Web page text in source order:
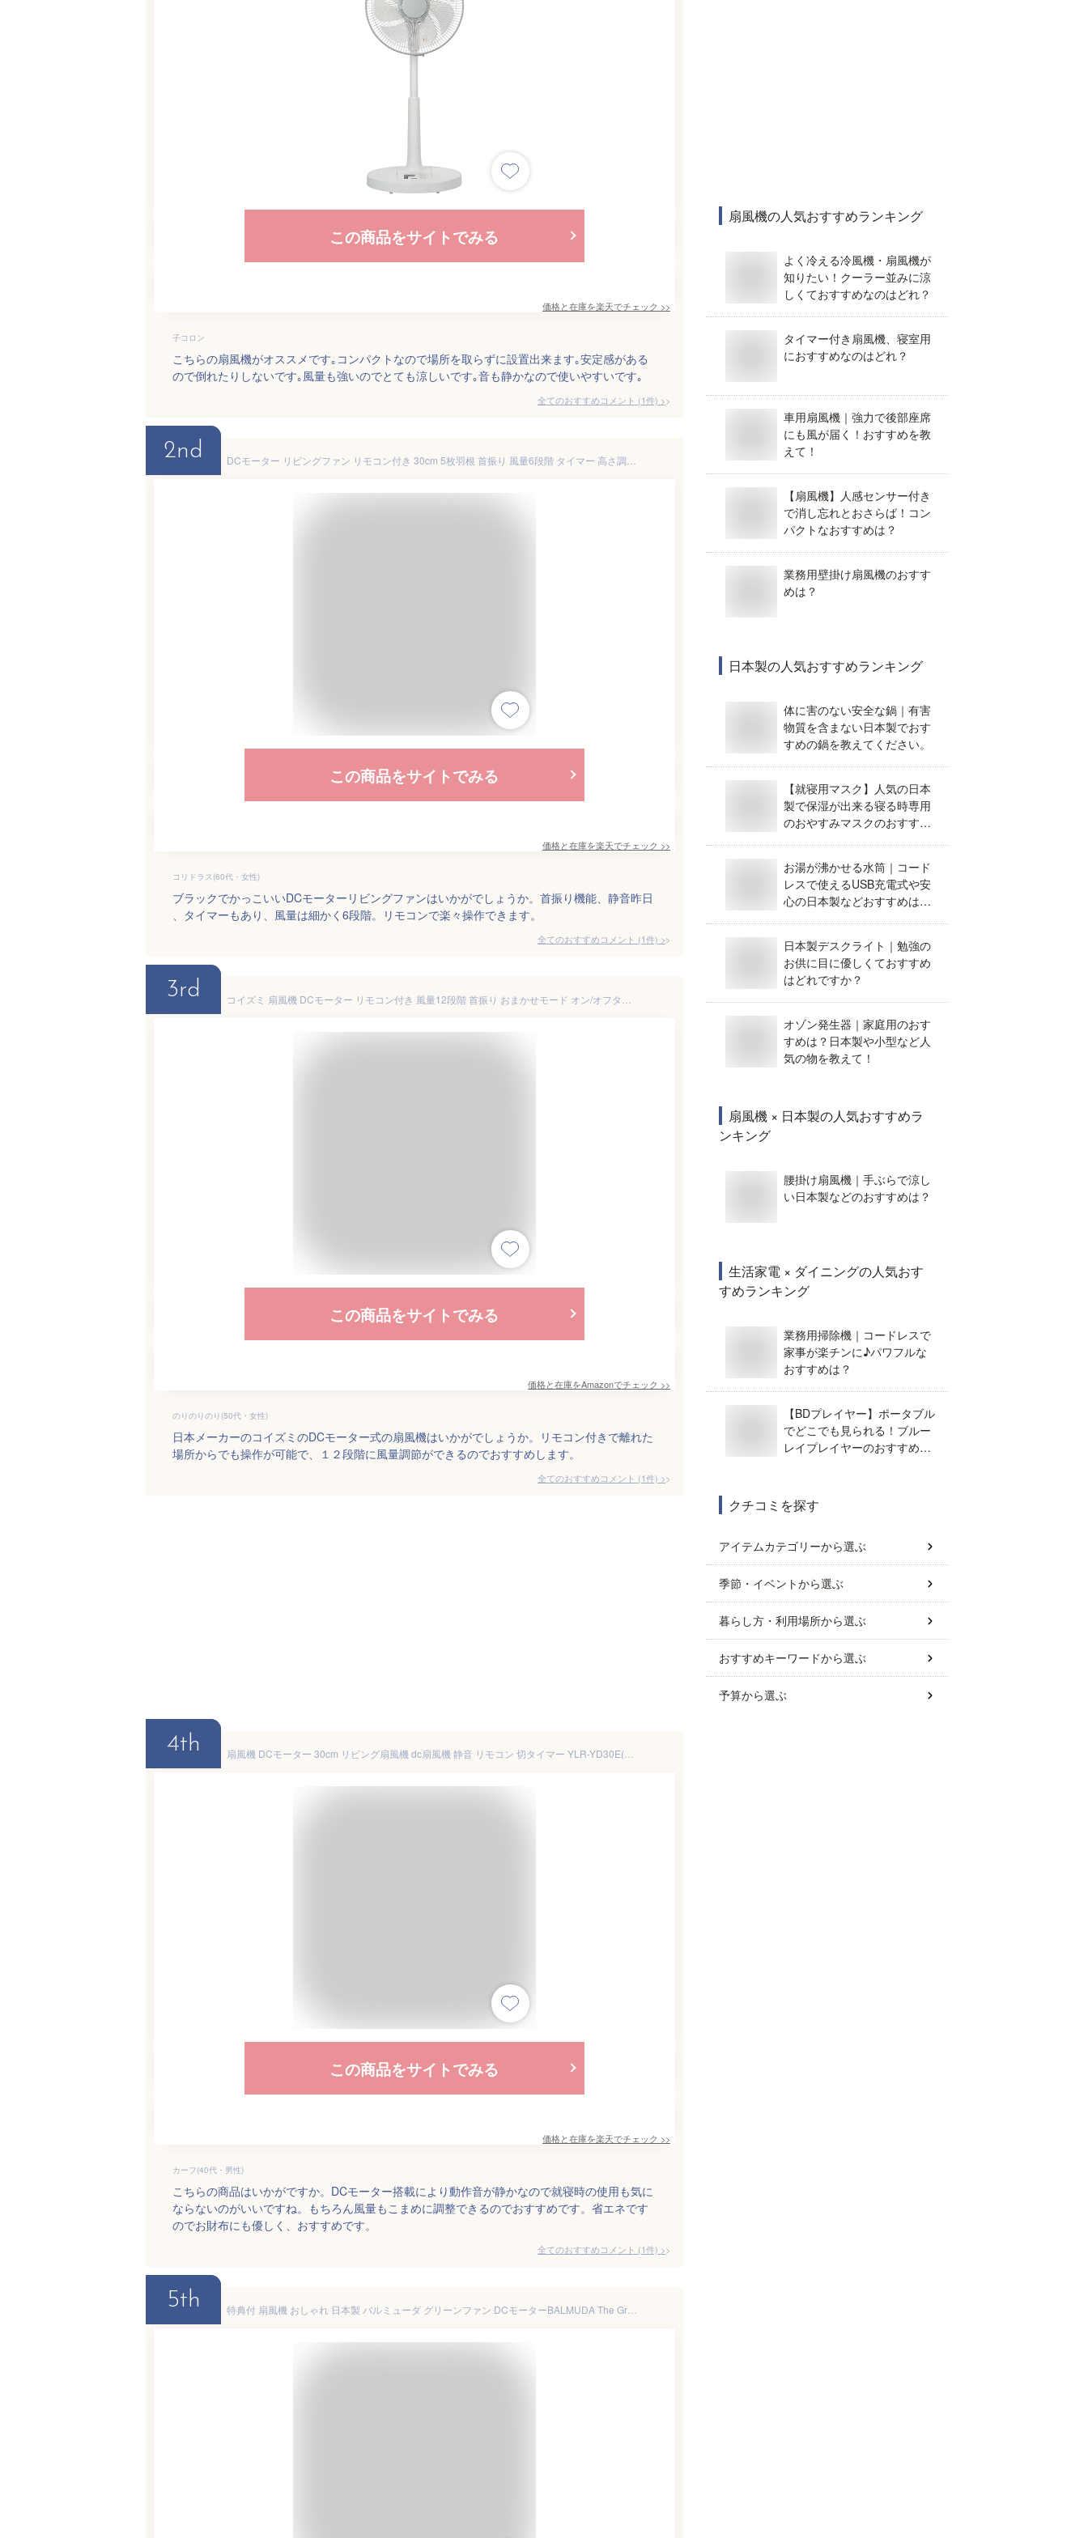
この商品をサイトでみる
価格と在庫を楽天でチェック >>
子コロン
こちらの扇風機がオススメです｡コンパクトなので場所を取らずに設置出来ます｡安定感がある
ので倒れたりしないです｡風量も強いのでとても涼しいです｡音も静かなので使いやすいです｡
全てのおすすめコメント (1件) >
2nd
この商品をサイトでみる
価格と在庫を楽天でチェック >>
コリドラス(60代・女性)
ブラックでかっこいいDCモーターリビングファンはいかがでしょうか。首振り機能、静音昨日
、タイマーもあり、風量は細かく6段階。リモコンで楽々操作できます。
全てのおすすめコメント (1件) >
3rd
この商品をサイトでみる
価格と在庫をAmazonでチェック >>
のりのりのり(50代・女性)
日本メーカーのコイズミのDCモーター式の扇風機はいかがでしょうか。リモコン付きで離れた
場所からでも操作が可能で、１２段階に風量調節ができるのでおすすめします。
全てのおすすめコメント (1件) >
4th
この商品をサイトでみる
価格と在庫を楽天でチェック >>
カーフ(40代・男性)
こちらの商品はいかがですか。DCモーター搭載により動作音が静かなので就寝時の使用も気に
ならないのがいいですね。もちろん風量もこまめに調整できるのでおすすめです。省エネです
のでお財布にも優しく、おすすめです。
全てのおすすめコメント (1件) >
5th
扇風機の人気おすすめランキング
よく冷える冷風機・扇風機が
知りたい！クーラー並みに涼
しくておすすめなのはどれ？
タイマー付き扇風機、寝室用
におすすめなのはどれ？
車用扇風機｜強力で後部座席
にも風が届く！おすすめを教
えて！
【扇風機】人感センサー付き
で消し忘れとおさらば！コン
パクトなおすすめは？
業務用壁掛け扇風機のおすす
めは？
日本製の人気おすすめランキング
体に害のない安全な鍋｜有害
物質を含まない日本製でおす
すめの鍋を教えてください。
【就寝用マスク】人気の日本
製で保湿が出来る寝る時専用
のおやすみマスクのおすすめ
お湯が沸かせる水筒｜コード
レスで使えるUSB充電式や安
心の日本製などおすすめはど
日本製デスクライト｜勉強の
お供に目に優しくておすすめ
はどれですか？
オゾン発生器｜家庭用のおす
すめは？日本製や小型など人
気の物を教えて！
扇風機 × 日本製の人気おすすめラ
ンキング
腰掛け扇風機｜手ぶらで涼し
い日本製などのおすすめは？
生活家電 × ダイニングの人気おす
すめランキング
業務用掃除機｜コードレスで
家事が楽チンに♪パワフルな
おすすめは？
【BDプレイヤー】ポータブル
でどこでも見られる！ブルー
レイプレイヤーのおすすめ
クチコミを探す
アイテムカテゴリーから選ぶ
季節・イベントから選ぶ
暮らし方・利用場所から選ぶ
おすすめキーワードから選ぶ
予算から選ぶ